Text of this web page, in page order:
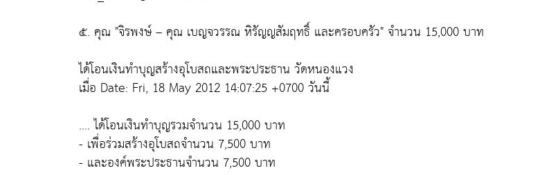
๕. คุณ "จิรพงษ์ – คุณ เบญจวรรณ หิรัญญสัมฤทธิ์ และครอบครัว" จำนวน 15,000 บาท
ได้โอนเงินทำบุญสร้างอุโบสถและพระประธาน วัดหนองแวง
เมื่อ Date: Fri, 18 May 2012 14:07:25 +0700 วันนี้
.... ได้โอนเงินทำบุญรวมจำนวน 15,000 บาท
- เพื่อร่วมสร้างอุโบสถจำนวน 7,500 บาท
- และองค์พระประธานจำนวน 7,500 บาท